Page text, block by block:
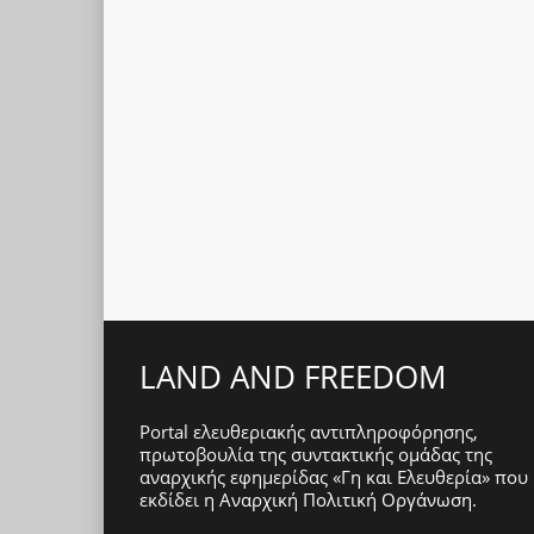
LAND AND FREEDOM
Portal ελευθεριακής αντιπληροφόρησης,
πρωτοβουλία της συντακτικής ομάδας της
αναρχικής εφημερίδας «Γη και Ελευθερία» που
εκδίδει η Αναρχική Πολιτική Οργάνωση.